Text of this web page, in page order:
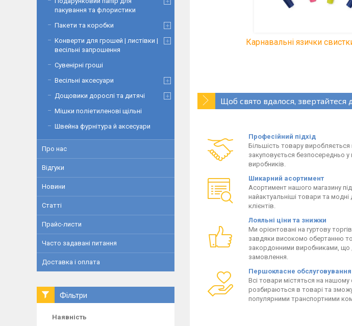
Карнавальні язички
Щоб свято вдалося,
Професійний підхід
Більшість товару
закуповується безпосередньо
виробників.
Шикарний асортимент
Асортимент нашого магазину
найактуальніші товари та
клієнтів.
Лояльні ціни та знижки
Ми орієнтовані на гуртову
завдяки високомо обертанню
закордонними виробниками, що
замовлення.
Першокласне обслуговування
Всі товари містяться на
розбираються в товарі та
популярними транспортними
пакування та флористики
Пакети та коробки
Конверти для грошей | листівки |
весільні запрошення
Сувенірні гроші
Весільні аксесуари
Дощовики дорослі та дитячі
Мішки поліетиленові щільні
Швейна фурнітура й аксесуари
Про нас
Відгуки
Новини
Статті
Прайс-листи
Часто задавані питання
Доставка і оплата
Фільтри
Наявність